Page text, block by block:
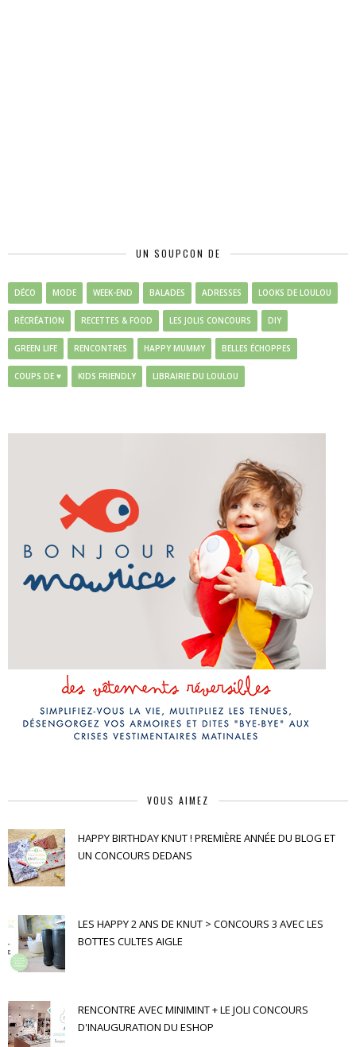
UN SOUPCON DE
DÉCO MODE WEEK-END BALADES ADRESSES LOOKS DE LOULOU
RÉCRÉATION RECETTES & FOOD LES JOLIS CONCOURS DIY
GREEN LIFE RENCONTRES HAPPY MUMMY BELLES ÉCHOPPES
COUPS DE ♥ KIDS FRIENDLY LIBRAIRIE DU LOULOU
VOUS AIMEZ
HAPPY BIRTHDAY KNUT ! PREMIÈRE ANNÉE DU BLOG ET
UN CONCOURS DEDANS
LES HAPPY 2 ANS DE KNUT > CONCOURS 3 AVEC LES
BOTTES CULTES AIGLE
RENCONTRE AVEC MINIMINT + LE JOLI CONCOURS
D'INAUGURATION DU ESHOP